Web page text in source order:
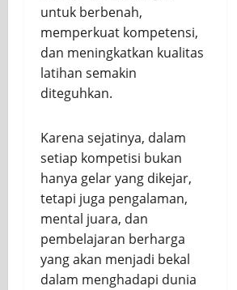
untuk berbenah,
memperkuat kompetensi,
dan meningkatkan kualitas
latihan semakin
diteguhkan.
Karena sejatinya, dalam
setiap kompetisi bukan
hanya gelar yang dikejar,
tetapi juga pengalaman,
mental juara, dan
pembelajaran berharga
yang akan menjadi bekal
dalam menghadapi dunia